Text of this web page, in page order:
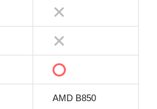
AMD B850